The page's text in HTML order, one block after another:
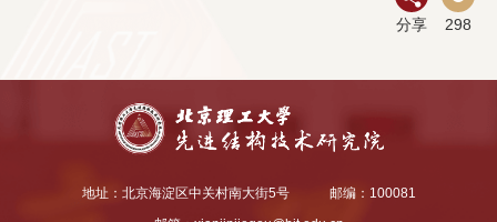
分享 298
地址：北京海淀区中关村南大街5号
邮编：100081